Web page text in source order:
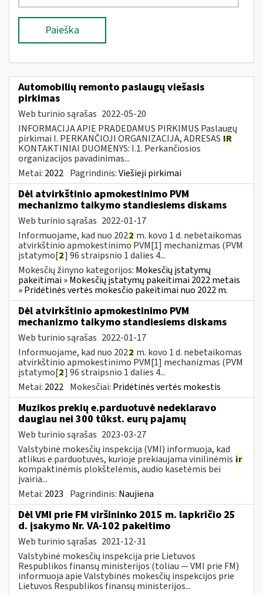
Paieška
Automobilių remonto paslaugų viešasis
pirkimas
Web turinio sąrašas 2022-05-20
INFORMACIJA APIE PRADEDAMUS PIRKIMUS Paslaugų
pirkimai I. PERKANČIOJI ORGANIZACIJA, ADRESAS IR
KONTAKTINIAI DUOMENYS: I.1. Perkančiosios
organizacijos pavadinimas...
Metai: 2022 Pagrindinis:Viešieji pirkimai
Dėl atvirkštinio apmokestinimo PVM
mechanizmo taikymo standiesiems diskams
Web turinio sąrašas 2022-01-17
Informuojame, kad nuo 2022 m. kovo 1 d. nebetaikomas
atvirkštinio apmokestinimo PVM[1] mechanizmas (PVM
įstatymo[2] 96 straipsnio 1 dalies 4...
Mokesčių žinyno kategorijos: Mokesčių įstatymų
pakeitimai » Mokesčių įstatymų pakeitimai 2022 metais
» Pridėtinės vertės mokesčio pakeitimai nuo 2022 m.
Dėl atvirkštinio apmokestinimo PVM
mechanizmo taikymo standiesiems diskams
Web turinio sąrašas 2022-01-17
Informuojame, kad nuo 2022 m. kovo 1 d. nebetaikomas
atvirkštinio apmokestinimo PVM[1] mechanizmas (PVM
įstatymo[2] 96 straipsnio 1 dalies 4...
Metai: 2022 Mokesčiai: Pridėtinės vertės mokestis
Muzikos prekių e.parduotuvė nedeklaravo
daugiau nei 300 tūkst. eurų pajamų
Web turinio sąrašas 2023-03-27
Valstybinė mokesčių inspekcija (VMI) informuoja, kad
atlikus e.parduotuvės, kurioje prekiaujama vinilinėmis ir
kompaktinėmis plokštelėmis, audio kasetėmis bei
įvairia...
Metai: 2023 Pagrindinis: Naujiena
Dėl VMI prie FM viršininko 2015 m. lapkričio 25
d. įsakymo Nr. VA-102 pakeitimo
Web turinio sąrašas 2021-12-31
Valstybinė mokesčių inspekcija prie Lietuvos
Respublikos finansų ministerijos (toliau ― VMI prie FM)
informuoja apie Valstybinės mokesčių inspekcijos prie
Lietuvos Respublikos finansų ministerijos...